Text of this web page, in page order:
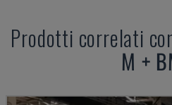
Prodotti correlati
M +